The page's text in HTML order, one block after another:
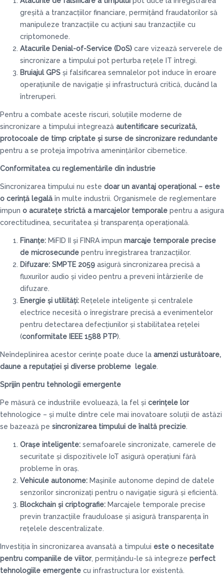
greșită a tranzacțiilor financiare, permițând fraudatorilor să
manipuleze tranzacțiile cu acțiuni sau tranzacțiile cu
criptomonede.
Atacurile Denial-of-Service (DoS) care vizează serverele de
sincronizare a timpului pot perturba rețele IT întregi.
Bruiajul GPS și falsificarea semnalelor pot induce în eroare
operațiunile de navigație și infrastructură critică, ducând la
întreruperi.
Pentru a combate aceste riscuri, soluțiile moderne de
sincronizare a timpului integrează autentificare securizată,
protocoale de timp criptate și surse de sincronizare redundante
pentru a se proteja împotriva amenințărilor cibernetice.
Conformitatea cu reglementările din industrie
Sincronizarea timpului nu este doar un avantaj operațional – este
o cerință legalăîn multe industrii. Organismele de reglementare
impun o acuratețe strictă a marcajelor temporale pentru a asigura
corectitudinea, securitatea și transparența operațională.
Finanțe: MiFID II și FINRA impun marcaje temporale precise
de microsecunde pentru înregistrarea tranzacțiilor.
Difuzare: SMPTE 2059 asigură sincronizarea precisă a
fluxurilor audio și video pentru a preveni întârzierile de
difuzare.
Energie și utilități: Rețelele inteligente și centralele
electrice necesită o înregistrare precisă a evenimentelor
pentru detectarea defecțiunilor și stabilitatea rețelei
(conformitate IEEE 1588 PTP).
Neîndeplinirea acestor cerințe poate duce la amenzi usturătoare,
daune a reputației și diverse probleme legale.
Sprijin pentru tehnologii emergente
Pe măsură ce industriile evoluează, la fel și cerințele lor
tehnologice – și multe dintre cele mai inovatoare soluții de astăzi
se bazează pe sincronizarea timpului de înaltă precizie.
Orașe inteligente: semafoarele sincronizate, camerele de
securitate și dispozitivele IoT asigură operațiuni fără
probleme în oraș.
Vehicule autonome: Mașinile autonome depind de datele
senzorilor sincronizați pentru o navigație sigură și eficientă.
Blockchain și criptografie: Marcajele temporale precise
previn tranzacțiile frauduloase și asigură transparența în
rețelele descentralizate.
Investiția în sincronizarea avansată a timpului este o necesitate
pentru companiile de viitor, permițându-le să integreze perfect
tehnologiile emergente cu infrastructura lor existentă.